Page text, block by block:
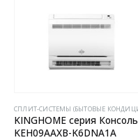
KINGHOME серия Консоль
KEH09AAXB-K6DNA1A